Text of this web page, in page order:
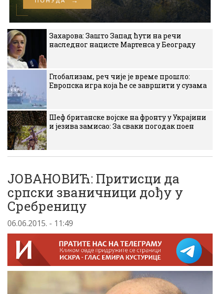
Захарова: Зашто Запад ћути на речи
наследног нацисте Мартенса у Београду
Глобализам, реч чије је време прошло:
Европска игра која ће се завршити у сузама
Шеф британске војске на фронту у Украјини
и језива замисао: За сваки погодак поен
ЈОВАНОВИЋ: Притисци да
српски званичници дођу у
Сребреницу
06.06.2015. - 11:49